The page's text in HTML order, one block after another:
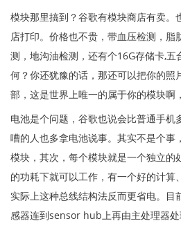
模块那里搞到？谷歌有模块商店有卖。
店打印。价格也不贵，带血压检测，脂
测，地沟油检测，还有个16G存储卡,
何？你还犹豫的话，那还可以把你的照
部，这是世界上唯一的属于你的模块啊
电池是个问题，谷歌也说会比普通手机
嘈的人也多拿电池说事。其实不是个事
模块，其次，每个模块就是一个独立的
的功耗下就可以工作，有一个好的计算
实际上这种总线结构法反而更省电。
感器连到sensor hub上再由主处理器